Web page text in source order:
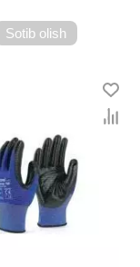
Sotib olish